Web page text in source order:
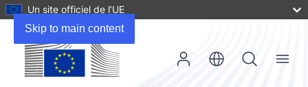
Skip to main content
Un site officiel de l’UE
Menu